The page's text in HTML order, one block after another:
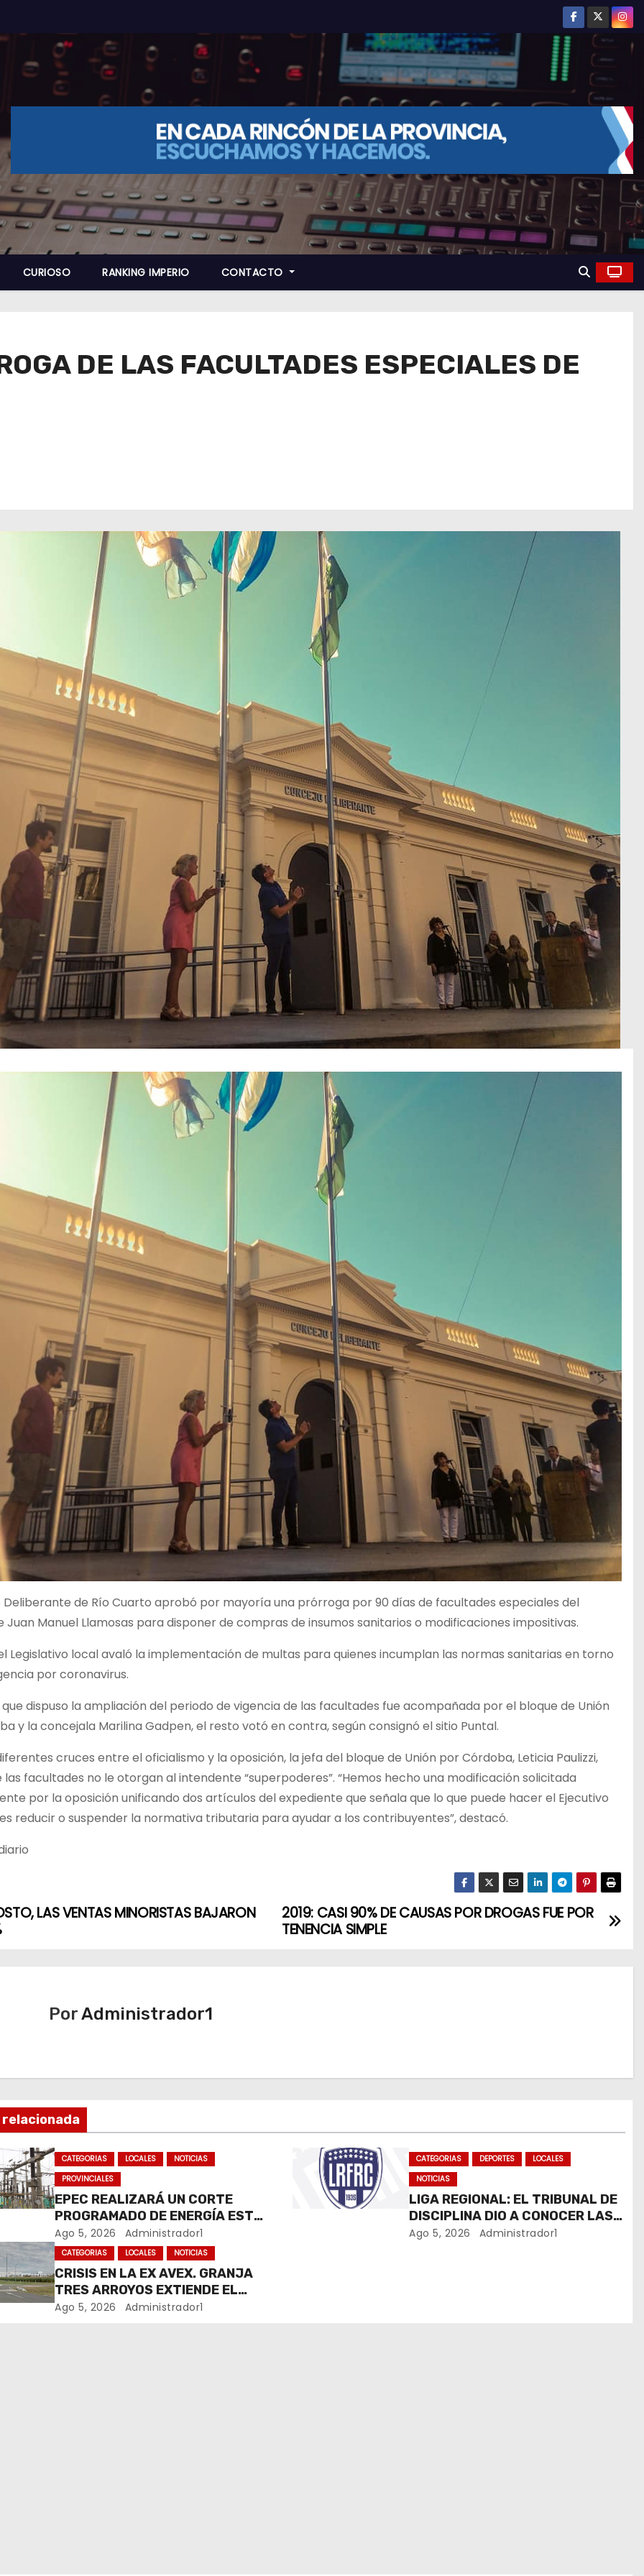
CURIOSO RANKING IMPERIO CONTACTO
DE LAS FACULTADES ESPECIALES DE
Deliberante de Río Cuarto aprobó por mayoría una prórroga por 90 días de facultades especiales del
Juan Manuel Llamosas para disponer de compras de insumos sanitarios o modificaciones impositivas.
Legislativo local avaló la implementación de multas para quienes incumplan las normas sanitarias en torno
por coronavirus.
que dispuso la ampliación del periodo de vigencia de las facultades fue acompañada por el bloque de Unión
y la concejala Marilina Gadpen, el resto votó en contra, según consignó el sitio Puntal.
cruces entre el oficialismo y la oposición, la jefa del bloque de Unión por Córdoba, Leticia Paulizzi,
las facultades no le otorgan al intendente “superpoderes”. “Hemos hecho una modificación solicitada
por la oposición unificando dos artículos del expediente que señala que lo que puede hacer el Ejecutivo
reducir o suspender la normativa tributaria para ayudar a los contribuyentes”, destacó.
2019: CASI 90% DE CAUSAS POR DROGAS FUE POR
TENENCIA SIMPLE
LAS VENTAS MINORISTAS BAJARON
PorAdministrador1
CATEGORIAS LOCALES
NOTICIAS
PROVINCIALES
EPEC REALIZARÁ UN CORTE
PROGRAMADO DE ENERGÍA ESTE
JUEVES EN RÍO CUARTO
Ago 5, 2026 Administrador1
CATEGORIAS DEPORTES
LOCALES
NOTICIAS
LIGA REGIONAL: EL TRIBUNAL DE
DISCIPLINA DIO A CONOCER LAS
SANCIONES DEL BOLETÍN OFICIAL
Ago 5, 2026 Administrador1
CATEGORIAS LOCALES NOTICIAS
CRISIS EN LA EX AVEX. GRANJA
TRES ARROYOS EXTIENDE EL
CIERRE DE LA PLANTA DE AVEX
Ago 5, 2026 Administrador1